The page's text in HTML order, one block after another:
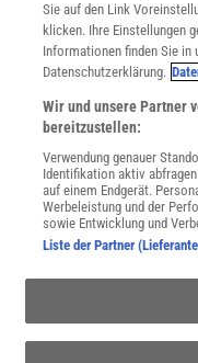
Uns finden Sie auch
Sie auf den Link
klicken. Ihre Einstellungen
Informationen finden Sie in
Datenschutzerklärung.
Wir und unsere Partner
bereitzustellen:
Verwendung genauer
Identifikation aktiv
auf einem Endgerät.
Werbeleistung und der
sowie Entwicklung und
Liste der Partner